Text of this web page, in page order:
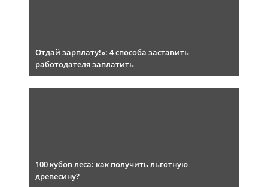
Отдай зарплату!»: 4 способа заставить
работодателя заплатить
100 кубов леса: как получить льготную
древесину?